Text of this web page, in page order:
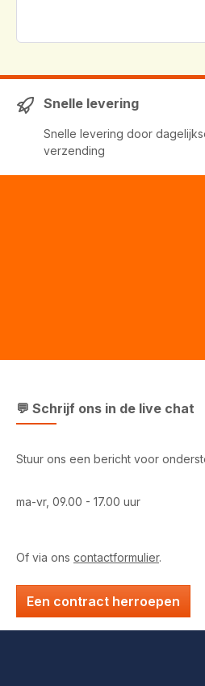
Snelle levering
Snelle levering door
verzending
💬 Schrijf ons in de live chat
Stuur ons een bericht voor
ma-vr, 09.00 - 17.00 uur
Of via ons contactformulier.
Een contract herroepen